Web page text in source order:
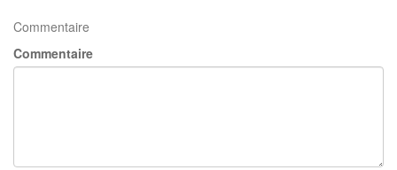
Commentaire
Commentaire